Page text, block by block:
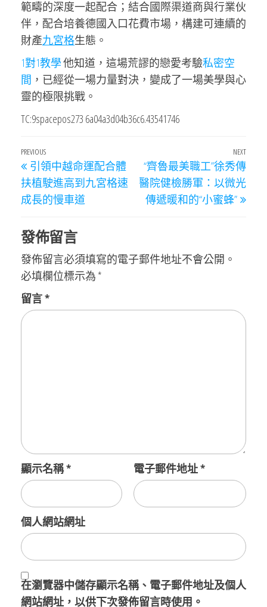
範疇的深度一起配合；結合國際渠道商與行業伙
伴，配合培養德國入口花費市場，構建可連續的
財產九宮格生態。
1對1教學他知道，這場荒謬的戀愛考驗私密空
間 ，已經從一場力量對決，變成了一場美學與心
靈的極限挑戰。
TC:9spacepos273 6a04a3d04b36c6.43541746
文
章
導
Previous
Post
PREVIOUS
引領中越命運配合體
扶植駛進高到九宮格速
成長的慢車道
Next
Post
NEXT
“齊魯最美職工”徐秀傳
醫院健檢勝軍：以微光
傳遞暖和的“小蜜蜂”
發佈留言
發佈留言必須填寫的電子郵件地址不會公開。
必填欄位標示為 *
留言*
顯示名稱* 電子郵件地址*
個人網站網址
在瀏覽器中儲存顯示名稱、電子郵件地址及個人
網站網址，以供下次發佈留言時使用。